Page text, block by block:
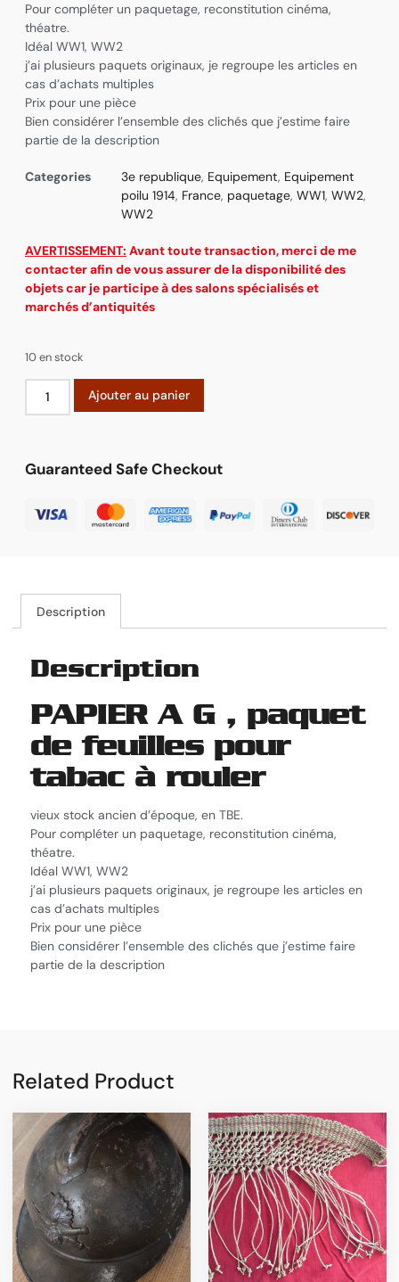
Pour compléter un paquetage, reconstitution cinéma,
théatre.
Idéal WW1, WW2
j’ai plusieurs paquets originaux, je regroupe les articles en
cas d’achats multiples
Prix pour une pièce
Bien considérer l’ensemble des clichés que j’estime faire
partie de la description
Categories 3e republique, Equipement, Equipement
poilu 1914, France, paquetage, WW1, WW2,
WW2
AVERTISSEMENT: Avant toute transaction, merci de me
contacter afin de vous assurer de la disponibilité des
objets car je participe à des salons spécialisés et
marchés d’antiquités
10 en stock
Ajouter au panier
Guaranteed Safe Checkout
Description
Description
PAPIER A G , paquet
de feuilles pour
tabac à rouler
vieux stock ancien d’époque, en TBE.
Pour compléter un paquetage, reconstitution cinéma,
théatre.
Idéal WW1, WW2
j’ai plusieurs paquets originaux, je regroupe les articles en
cas d’achats multiples
Prix pour une pièce
Bien considérer l’ensemble des clichés que j’estime faire
partie de la description
Related Product